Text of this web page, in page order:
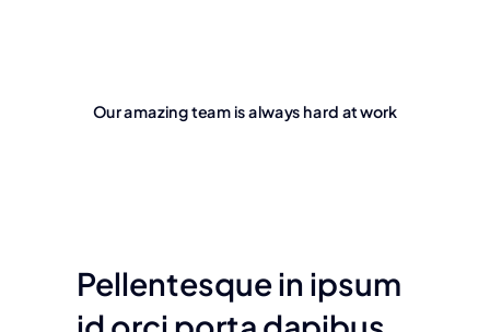
Our amazing team is always hard at work
Pellentesque in ipsum